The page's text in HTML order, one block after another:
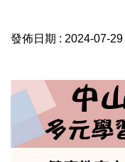
發佈日期 : 2024-07-29